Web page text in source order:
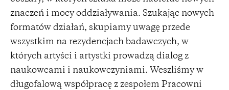
znaczeń i mocy oddziaływania. Szukając nowych
formatów działań, skupiamy uwagę przede
wszystkim na rezydencjach badawczych, w
których artyści i artystki prowadzą dialog z
naukowcami i naukowczyniami. Weszliśmy w
długofalową współpracę z zespołem Pracowni